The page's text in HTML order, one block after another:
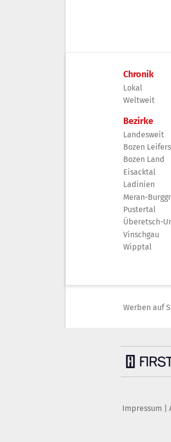
Chronik
Lokal
Weltweit
Bezirke
Landesweit
Bozen Leifers
Bozen Land
Eisacktal
Ladinien
Meran-
Pustertal
Überetsch-
Vinschgau
Wipptal
Werben auf
Impressum